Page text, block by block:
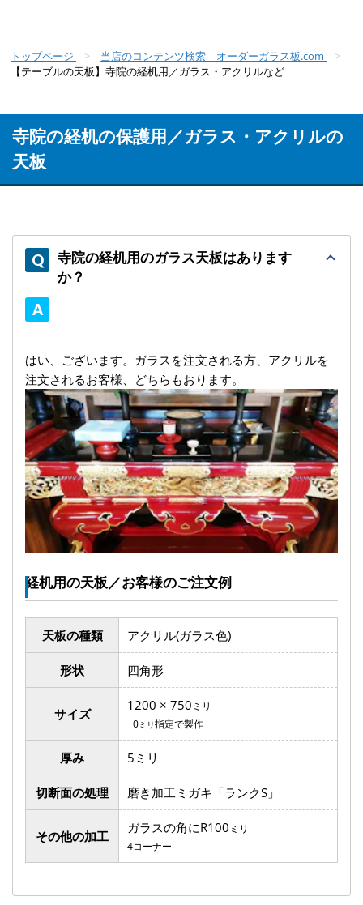
トップページ
当店のコンテンツ検索｜オーダーガラス板.com
【テーブルの天板】寺院の経机用／ガラス・アクリルなど
寺院の経机の保護用／ガラス・アクリルの
天板
寺院の経机用のガラス天板はあります
か？
はい、ございます。ガラスを注文される方、アクリルを
注文されるお客様、どちらもおります。
経机用の天板／お客様のご注文例
天板の種類 アクリル(ガラス色)
形状 四角形
サイズ
1200 × 750 ミリ
+0ミリ指定で製作
厚み 5ミリ
切断面の処理 磨き加工ミガキ「ランクS」
その他の加工
ガラスの角にR100 ミリ
4コーナー